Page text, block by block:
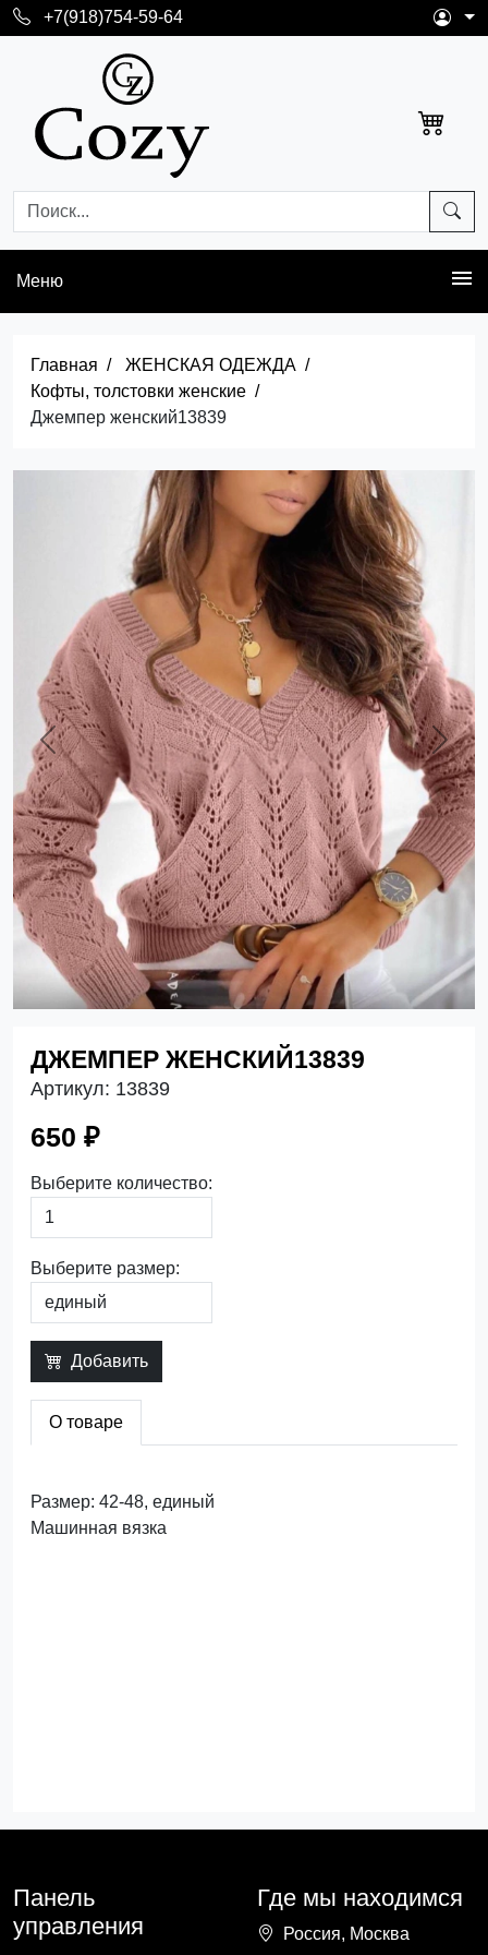
+7(918)754-59-64
Меню
Главная
ЖЕНСКАЯ ОДЕЖДА
Кофты, толстовки женские
Джемпер женский13839
Previous Next
ДЖЕМПЕР ЖЕНСКИЙ13839
Артикул: 13839
650 ₽
Выберите количество:
Выберите размер:
Добавить
О товаре
Размер: 42-48, единый
Машинная вязка
Панель
управления
Где мы находимся
Россия, Москва